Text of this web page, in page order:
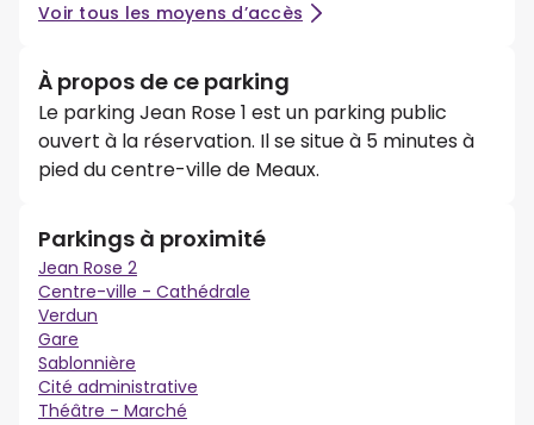
Voir tous les moyens d’accès
À propos de ce parking
Le parking Jean Rose 1 est un parking public
ouvert à la réservation. Il se situe à 5 minutes à
pied du centre-ville de Meaux.
Parkings à proximité
Jean Rose 2
Centre-ville - Cathédrale
Verdun
Gare
Sablonnière
Cité administrative
Théâtre - Marché